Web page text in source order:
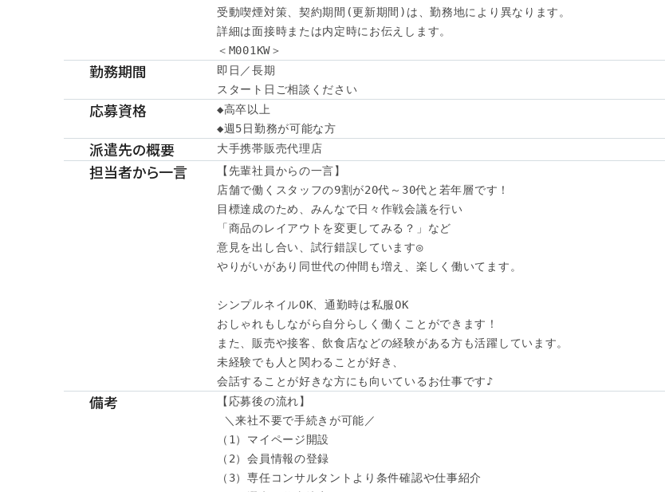
受動喫煙対策、契約期間(更新期間)は、勤務地により異なります。
詳細は面接時または内定時にお伝えします。
＜M001KW＞
勤務期間
即日／長期
スタート日ご相談ください
応募資格
◆高卒以上
◆週5日勤務が可能な方
派遣先の概要 大手携帯販売代理店
担当者から一言
【先輩社員からの一言】
店舗で働くスタッフの9割が20代～30代と若年層です！
目標達成のため、みんなで日々作戦会議を行い
「商品のレイアウトを変更してみる？」など
意見を出し合い、試行錯誤しています◎
やりがいがあり同世代の仲間も増え、楽しく働いてます。
シンプルネイルOK、通勤時は私服OK
おしゃれもしながら自分らしく働くことができます！
また、販売や接客、飲食店などの経験がある方も活躍しています。
未経験でも人と関わることが好き、
会話することが好きな方にも向いているお仕事です♪
備考
【応募後の流れ】
＼来社不要で手続きが可能／
（1）マイページ開設
（2）会員情報の登録
（3）専任コンサルタントより条件確認や仕事紹介